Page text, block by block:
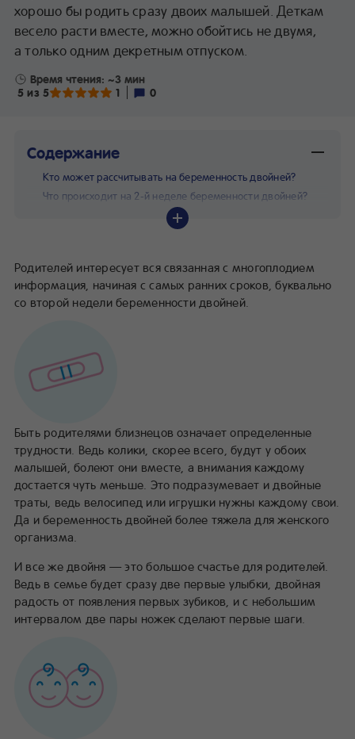
хорошо бы родить сразу двоих малышей. Деткам
весело расти вместе, можно обойтись не двумя,
а только одним декретным отпуском.
Время чтения: ~3 мин
5 из 5
1 0
Содержание
Кто может рассчитывать на беременность двойней?
Что происходит на 2-й неделе беременности двойней?
Родителей интересует вся связанная с многоплодием
информация, начиная с самых ранних сроков, буквально
со второй недели беременности двойней.
Быть родителями близнецов означает определенные
трудности. Ведь колики, скорее всего, будут у обоих
малышей, болеют они вместе, а внимания каждому
достается чуть меньше. Это подразумевает и двойные
траты, ведь велосипед или игрушки нужны каждому свои.
Да и беременность двойней более тяжела для женского
организма.
И все же двойня — это большое счастье для родителей.
Ведь в семье будет сразу две первые улыбки, двойная
радость от появления первых зубиков, и с небольшим
интервалом две пары ножек сделают первые шаги.